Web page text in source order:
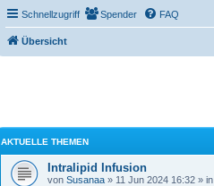
Schnellzugriff Spender FAQ
Übersicht
AKTUELLE THEMEN
Intralipid Infusion
von Susanaa » 11 Jun 2024 16:32 » in